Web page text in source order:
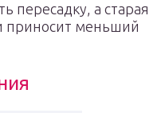
пересадку, а старая
приносит меньший